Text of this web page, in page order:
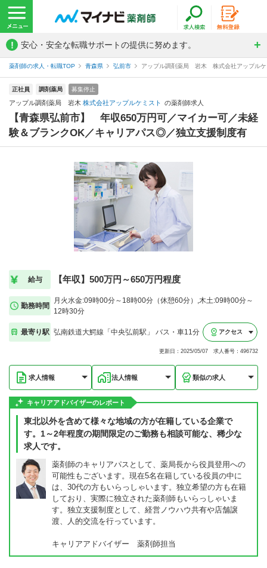
! 安心・安全な転職サポートの提供に努めます。
薬剤師の求人・転職TOP 青森県 弘前市 アップル調剤薬局 岩木 株式会社アップルケ
正社員 調剤薬局 募集停止
アップル調剤薬局 岩木 株式会社アップルケミスト の薬剤師求人
【青森県弘前市】 年収650万円可／マイカー可／未経
験＆ブランクOK／キャリアパス◎／独立支援制度有
給与 【年収】500万円～650万円程度
勤務時間
月火水金:09時00分～18時00分（休憩60分）,木土:09時00分～
12時30分
最寄り駅 弘南鉄道大鰐線「中央弘前駅」 バス・車11分 アクセス
更新日：2025/05/07 求人番号：496732
求人情報 法人情報 類似の求人
キャリアアドバイザーのレポート
東北以外を含めて様々な地域の方が在籍している企業で
す。1～2年程度の期間限定のご勤務も相談可能な、稀少な
求人です。
薬剤師のキャリアパスとして、薬局長から役員登用への
可能性もございます。現在5名在籍している役員の中に
は、30代の方もいらっしゃいます。独立希望の方も在籍
しており、実際に独立された薬剤師もいらっしゃいま
す。独立支援制度として、経営ノウハウ共有や店舗譲
渡、人的交流を行っています。
キャリアアドバイザー 薬剤師担当